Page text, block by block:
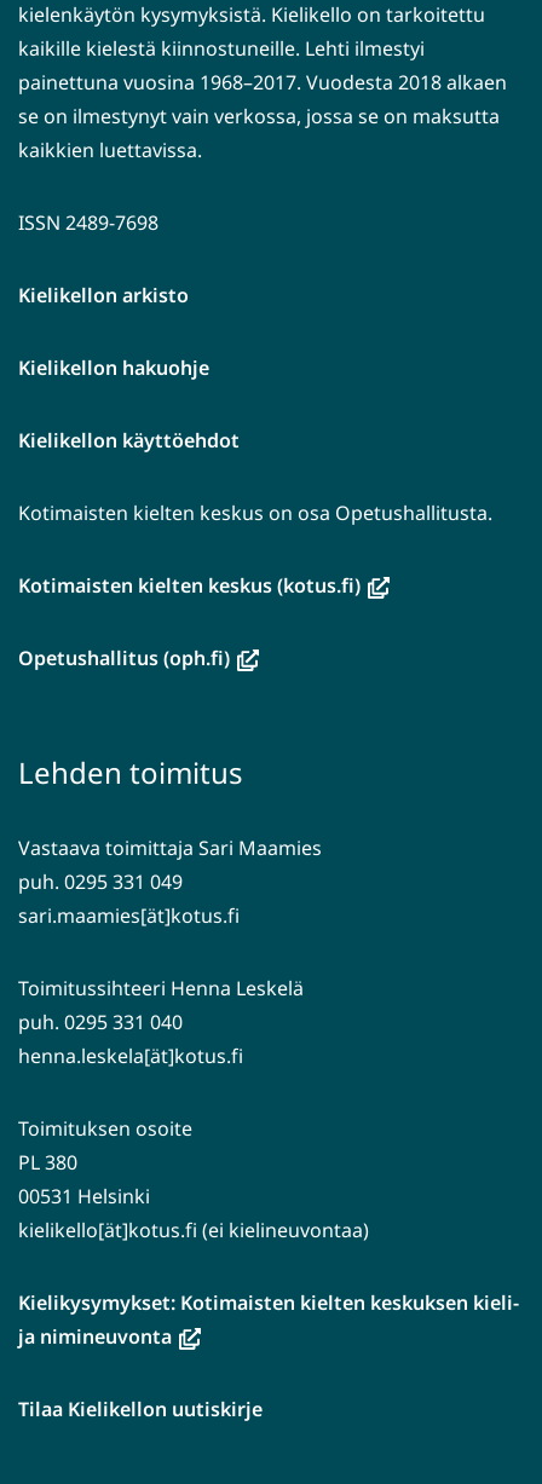
kielenkäytön kysymyksistä. Kielikello on tarkoitettu
kaikille kielestä kiinnostuneille. Lehti ilmestyi
painettuna vuosina 1968–2017. Vuodesta 2018 alkaen
se on ilmestynyt vain verkossa, jossa se on maksutta
kaikkien luettavissa.
ISSN 2489-7698
Kielikellon arkisto
Kielikellon hakuohje
Kielikellon käyttöehdot
Kotimaisten kielten keskus on osa Opetushallitusta.
Kotimaisten kielten keskus (kotus.fi)(avautuu
Opetushallitus (oph.fi)(avautuu
toiseen
Lehden toimitus
Vastaava toimittaja Sari Maamies
puh. 0295 331 049
sari.maamies[ät]kotus.fi
Toimitussihteeri Henna Leskelä
puh. 0295 331 040
henna.leskela[ät]kotus.fi
Toimituksen osoite
PL 380
00531 Helsinki
kielikello[ät]kotus.fi (ei kielineuvontaa)
Kielikysymykset: Kotimaisten kielten keskuksen kieli-
ja nimineuvonta(avautuu
ikkunaan,
Tilaa Kielikellon uutiskirje